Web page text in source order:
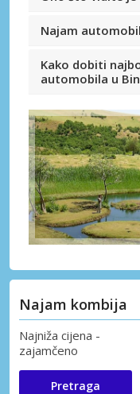
Najam
Kako dobiti
automobila u
Najam kombija
Najniža cijena -
zajamčeno
Pretraga